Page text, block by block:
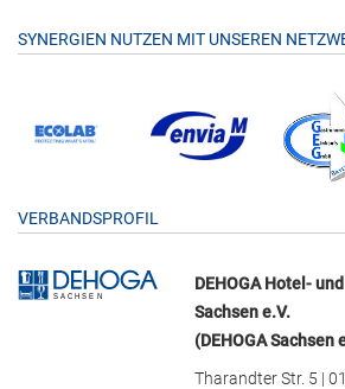
SYNERGIEN NUTZEN MIT UNSEREN
VERBANDSPROFIL
DEHOGA Hotel-
Sachsen e.V.
(DEHOGA Sachsen
Tharandter Str. 5 |